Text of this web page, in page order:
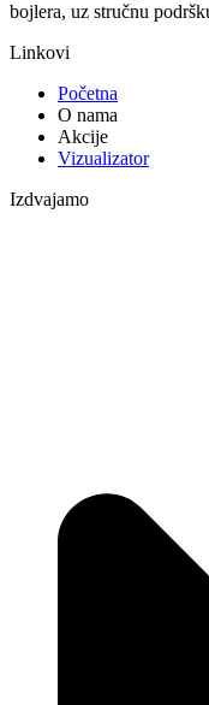
bojlera, uz stručnu
Linkovi
Početna
O nama
Akcije
Vizualizator
Izdvajamo